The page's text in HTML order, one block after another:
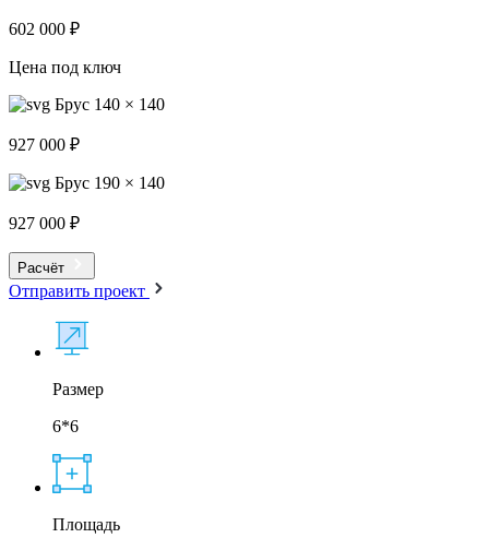
602 000 ₽
Цена под ключ
Брус 140 × 140
927 000 ₽
Брус 190 × 140
927 000 ₽
Расчёт
Отправить проект
Размер
6*6
Площадь